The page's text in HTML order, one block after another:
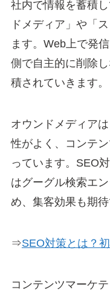
社内で情報を蓄積
ドメディア」や「
ます。Web上で発
側で自主的に削除
積されていきます。
オウンドメディア
性がよく、コンテ
っています。SEO
はグーグル検索エ
め、集客効果も期待
⇒SEO対策とは？
コンテンツマーケ